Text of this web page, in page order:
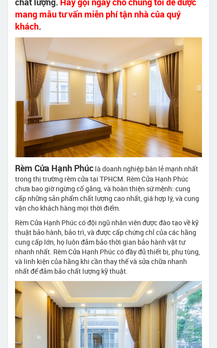
mang mẫu tư vấn miễn phí tận nhà của quý
khách.
Rèm Cửa Hạnh Phúc là doanh nghiệp bán lẻ mạnh nhất
trong thị trường rèm cửa tại TPHCM. Rèm Cửa Hạnh Phúc
chưa bao giờ ngừng cố gắng, và hoàn thiện sứ mệnh: cung
cấp những sản phẩm chất lượng cao nhất, giá hợp lý, và cung
vận cho khách hàng mọi thời điểm.
Rèm Cửa Hạnh Phúc có đội ngũ nhân viên được đào tạo về kỹ
thuật bảo hành, bảo trì, và được cấp chứng chỉ của các hãng
cung cấp lớn, họ luôn đảm bảo thời gian bảo hành vật tư
nhanh nhất. Rèm Cửa Hạnh Phúc có đầy đủ thiết bị, phụ tùng,
và linh kiện của hãng khi cần thay thế và sửa chữa nhanh
nhất để đảm bảo chất lượng kỹ thuật.